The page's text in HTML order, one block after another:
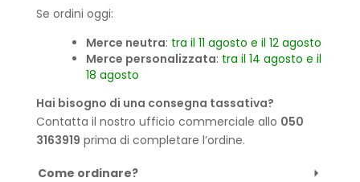
Se ordini oggi:
Merce neutra: tra il 11 agosto e il 12 agosto
Merce personalizzata: tra il 14 agosto e il
18 agosto
Hai bisogno di una consegna tassativa?
Contatta il nostro ufficio commerciale allo 050
3163919 prima di completare l’ordine.
Come ordinare?